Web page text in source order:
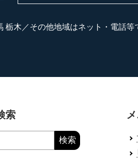
栃木／その他地域はネット・電話等
索